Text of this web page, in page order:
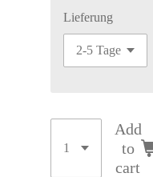
Lieferung
Add
to
cart